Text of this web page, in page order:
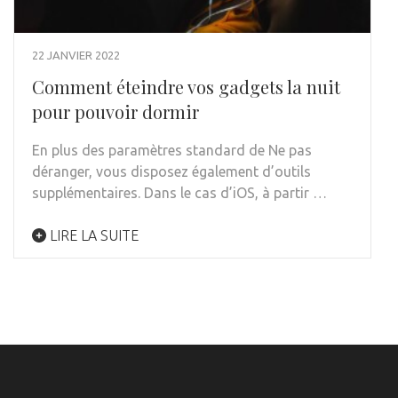
22 JANVIER 2022
Comment éteindre vos gadgets la nuit
pour pouvoir dormir
En plus des paramètres standard de Ne pas
déranger, vous disposez également d’outils
supplémentaires. Dans le cas d’iOS, à partir …
LIRE LA SUITE